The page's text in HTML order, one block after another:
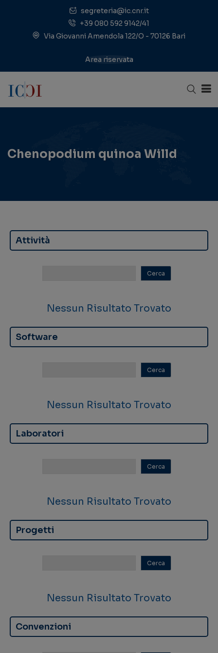
segreteria@ic.cnr.it
+39 080 592 9142/41
Via Giovanni Amendola 122/O - 70126 Bari
Area riservata
Chenopodium quinoa Willd
Attività
Nessun Risultato Trovato
Software
Nessun Risultato Trovato
Laboratori
Nessun Risultato Trovato
Progetti
Nessun Risultato Trovato
Convenzioni